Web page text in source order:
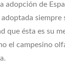
adopción de
que ésta es su
el campesino